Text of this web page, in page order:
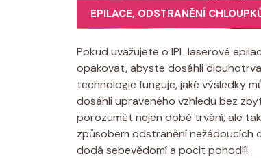
EPILACE, ODSTRANĚNÍ
Pokud uvažujete o IPL laserové
opakovat, abyste dosáhli
technologie funguje, jaké výsledky
dosáhli upraveného vzhledu bez
porozumět nejen době trvání, ale
způsobem odstranění nežádoucích
dodá sebevědomí a pocit pohodlí!